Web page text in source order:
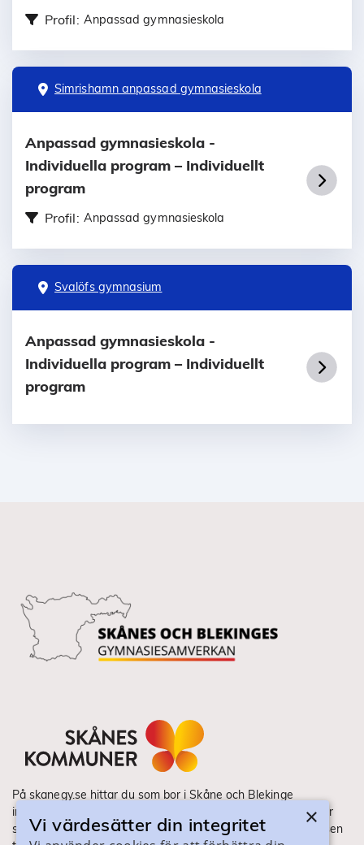
Profil: Anpassad gymnasieskola
Simrishamn anpassad gymnasieskola
Anpassad gymnasieskola -
Individuella program – Individuellt
program
Profil: Anpassad gymnasieskola
Svalöfs gymnasium
Anpassad gymnasieskola -
Individuella program – Individuellt
program
På skanegy.se hittar du som bor i Skåne och Blekinge
information om ditt gymnasieval. Här ser du vilka utbildningar
som finns och hur ansökan och antagning går till. Webbplatsen
×
Vi värdesätter din integritet